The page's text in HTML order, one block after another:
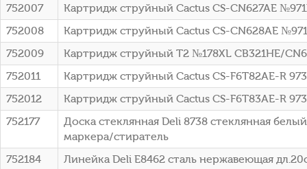
752007
Картридж струйный Cactus CS-CN627AE
752008
Картридж струйный Cactus CS-CN628AE
752009
Картридж струйный T2 №178XL CB321HE/
752011
Картридж струйный Cactus CS-F6T82AE-R
752012
Картридж струйный Cactus CS-F6T83AE-R
752177
Доска стеклянная Deli 8738 стеклянная
маркера/стиратель
752184
Линейка Deli E8462 сталь нержавеющая